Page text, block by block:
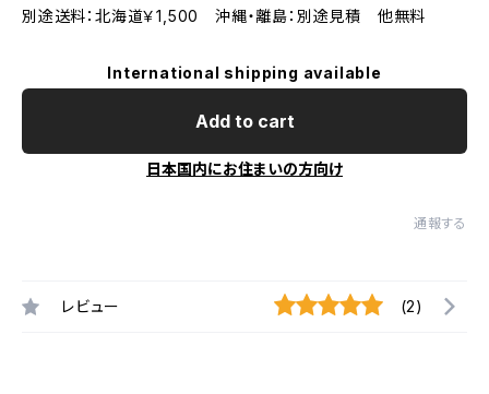
別途送料：北海道￥1,500 沖縄・離島：別途見積 他無料
International shipping available
Add to cart
日本国内にお住まいの方向け
通報する
レビュー (2)